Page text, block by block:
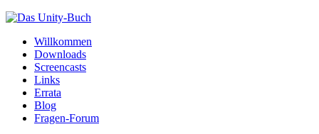
Willkommen
Downloads
Screencasts
Links
Errata
Blog
Fragen-Forum